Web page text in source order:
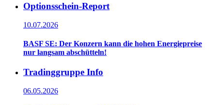
Optionsschein-Report
10.07.2026
BASF SE: Der Konzern kann die hohen Energiepreise
nur langsam abschütteln!
Tradinggruppe Info
06.05.2026